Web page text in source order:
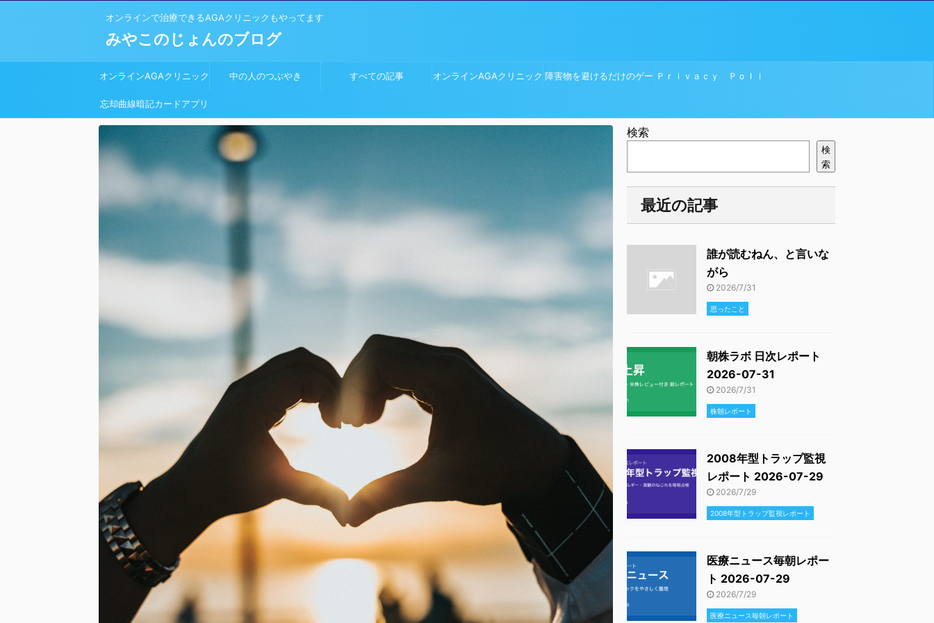
オンラインで治療できるAGAクリニックもやってます
みやこのじょんのブログ
オンラインAGAクリニック 中の人のつぶやき すべての記事 オンラインAGAクリニック 障害物を避けるだけのゲー Ｐｒｉｖａｃｙ Ｐｏｌｉ
忘却曲線暗記カードアプリ
検索
検
索
最近の記事
誰が読むねん、と言いな
がら
2026/7/31
思ったこと
朝株ラボ 日次レポート
2026-07-31
2026/7/31
株朝レポート
2008年型トラップ監視
レポート 2026-07-29
2026/7/29
2008年型トラップ監視レポート
医療ニュース毎朝レポー
ト 2026-07-29
2026/7/29
医療ニュース毎朝レポート